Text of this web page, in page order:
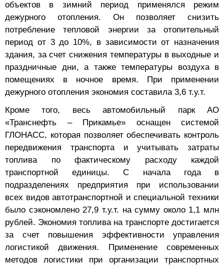
дежурного отопления. Он позволяет снизить
потребление тепловой энергии за отопительный
период от 3 до 10%, в зависимости от назначения
здания, за счет снижения температуры в выходные и
праздничные дни, а также температуры воздуха в
помещениях в ночное время. При применении
дежурного отопления экономия составила 3,6 т.у.т.
Кроме того, весь автомобильный парк АО
«Транснефть – Прикамье» оснащен системой
ГЛОНАСС, которая позволяет обеспечивать контроль
передвижения транспорта и учитывать затраты
топлива по фактическому расходу каждой
транспортной единицы. С начала года в
подразделениях предприятия при использовании
всех видов автотранспортной и специальной техники
было сэкономлено 27,9 т.у.т. на сумму около 1,1 млн
рублей. Экономия топлива на транспорте достигается
за счет повышения эффективности управления
логистикой движения. Применение современных
методов логистики при организации транспортных
потоков позволяет оптимизировать маршруты